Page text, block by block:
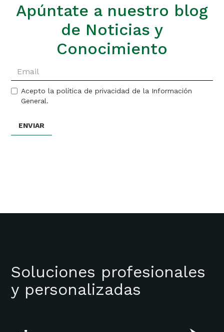
Apúntate a nuestro blog
de Noticias y
Conocimiento
Acepto la política de privacidad de la Información
General.
Soluciones profesionales
y personalizadas